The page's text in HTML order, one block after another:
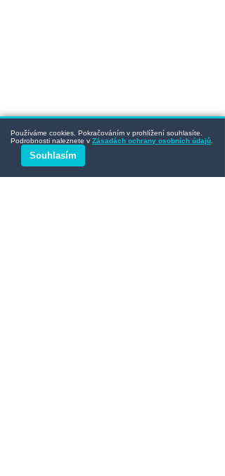
Používáme cookies. Pokračováním v prohlížení souhlasíte.
Podrobnosti naleznete v Zásadách ochrany osobních údajů
Souhlasím